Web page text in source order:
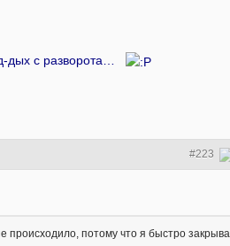
дых с разворота…
#223
потому что я быстро